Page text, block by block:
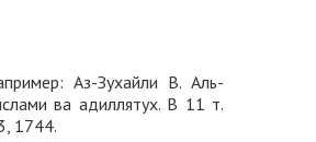
Аз-Зухайли В. Аль-
ва адиллятух. В 11 т.
1744.